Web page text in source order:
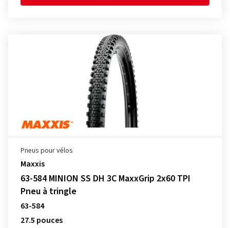
Pneus pour vélos
Maxxis
63-584 MINION SS DH 3C MaxxGrip 2x60 TPI
Pneu à tringle
63-584
27.5 pouces